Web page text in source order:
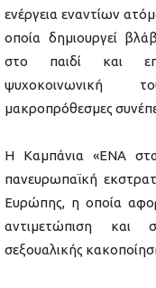
ενέργεια εναντίων
οποία δημιουργεί
στο παιδί και
ψυχοκοινωνική
μακροπρόθεσμες
Η Καμπάνια «ΕΝΑ
πανευρωπαϊκή
Ευρώπης, η οποία
αντιμετώπιση και
σεξουαλικής